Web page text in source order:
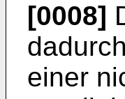
[0008]
einer